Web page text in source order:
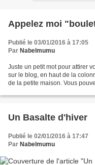
Appelez moi
Publié le 03/01/2016 à 17:05
Par Nabelmumu
Juste un petit mot pour attirer
sur le blog, en haut de la
de la petite maison. Vous
Un Basalte d'hiver
Publié le 02/01/2016 à 17:47
Par Nabelmumu